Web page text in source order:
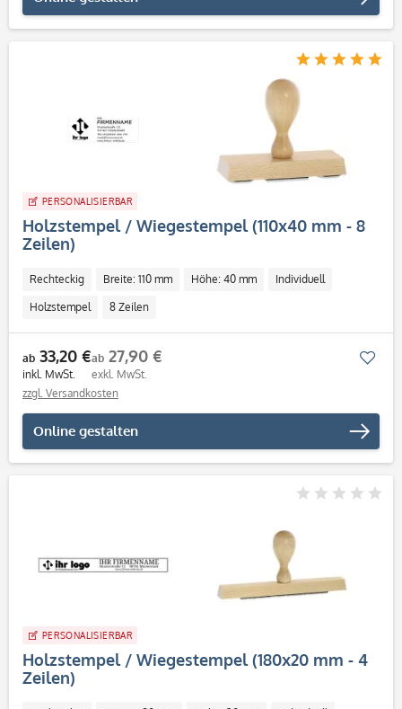
PERSONALISIERBAR
Holzstempel / Wiegestempel (110x40 mm - 8
Zeilen)
Rechteckig Breite: 110 mm Höhe: 40 mm Individuell
Holzstempel 8 Zeilen
ab 33,20 €
inkl. MwSt.
ab 27,90 €
exkl. MwSt.
zzgl. Versandkosten
Online gestalten
PERSONALISIERBAR
Holzstempel / Wiegestempel (180x20 mm - 4
Zeilen)